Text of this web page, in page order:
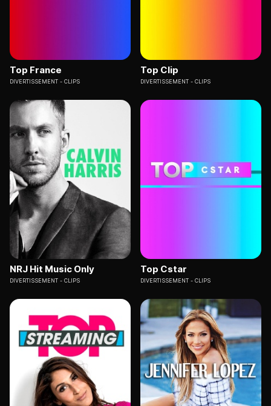
Top France
DIVERTISSEMENT CLIPS
Top Clip
DIVERTISSEMENT CLIPS
NRJ Hit Music Only
DIVERTISSEMENT CLIPS
Top Cstar
DIVERTISSEMENT CLIPS